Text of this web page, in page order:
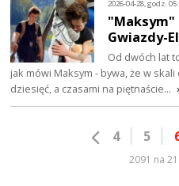
2026-04-28, godz.
"Maksym"
Gwiazdy-
Od dwóch lat
jak mówi Maksym - bywa, że w
dziesięć, a czasami na piętnaście…
4 5
2091 na